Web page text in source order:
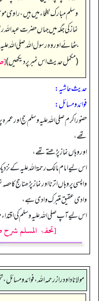
وسلم مبارک بطحاء میں ہیں،
نماز کی جگہ میں جہاں حضرت
بٹھائے اور وہ رسول اللہ صلی اللہ
(مکمل حدیث اس نمبر پر دیکھیں)
حدیث حاشیہ:
فوائد ومسائل:
حضور اکرم صلی اللہ علیہ وسلم حج اور
تھے،
اور وہاں نماز پڑھتے تھے،
اس لیے امام مالک رحمۃ اللہ علیہ کے
واپسی پر وہاں اترنا اور نماز پڑھنا حج کا
وادی عقیق متبرک وادی ہے،
اس لیے آپ صلی اللہ علیہ وسلم کی
[تحفۃ المسلم شرح
مولانا داود راز رحمه الله، فوائد و